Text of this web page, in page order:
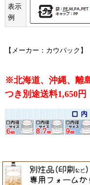
表示
例
【メーカー：カウパック】
※北海道、沖縄、離
つき別途送料1,650円